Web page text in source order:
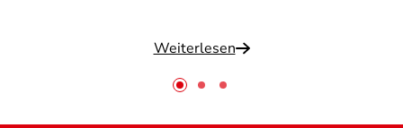
Weiterlesen